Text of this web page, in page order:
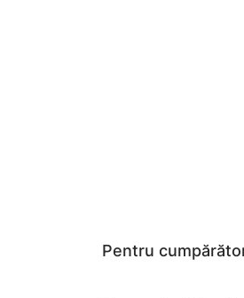
Pentru